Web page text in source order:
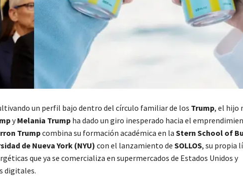
un perfil bajo dentro del círculo familiar de los Trump, el hijo
yMelania Trumpha dado un giro inesperado hacia el
Trumpcombina su formación académica en la Stern School of
de Nueva York (NYU) con el lanzamiento de SOLLOS, su propia
que ya se comercializa en supermercados de Estados Unidos y
digitales.